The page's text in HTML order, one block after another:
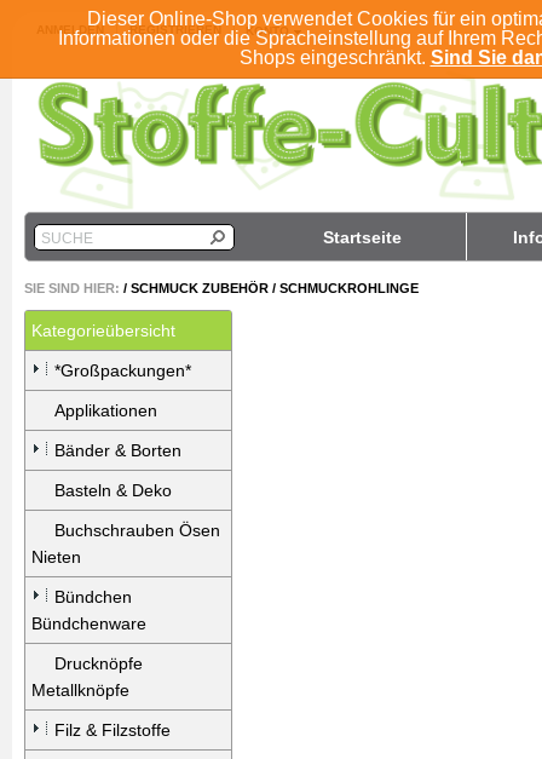
Dieser Online-Shop verwendet Cookies für ein
Informationen oder die Spracheinstellung auf Ihrem
Shops eingeschränkt. Sind Sie
ANMELDEN REGISTRIEREN KONTO
Startseite
SUCHE
SIE SIND HIER: / SCHMUCK ZUBEHÖR / SCHMUCKROHLINGE
Kategorieübersicht
*Großpackungen*
Applikationen
Bänder & Borten
Basteln & Deko
Buchschrauben Ösen
Nieten
Bündchen
Bündchenware
Drucknöpfe
Metallknöpfe
Filz & Filzstoffe